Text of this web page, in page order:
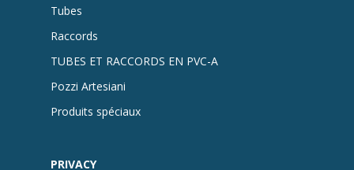
Tubes
Raccords
TUBES ET RACCORDS EN PVC-A
Pozzi Artesiani
Produits spéciaux
PRIVACY